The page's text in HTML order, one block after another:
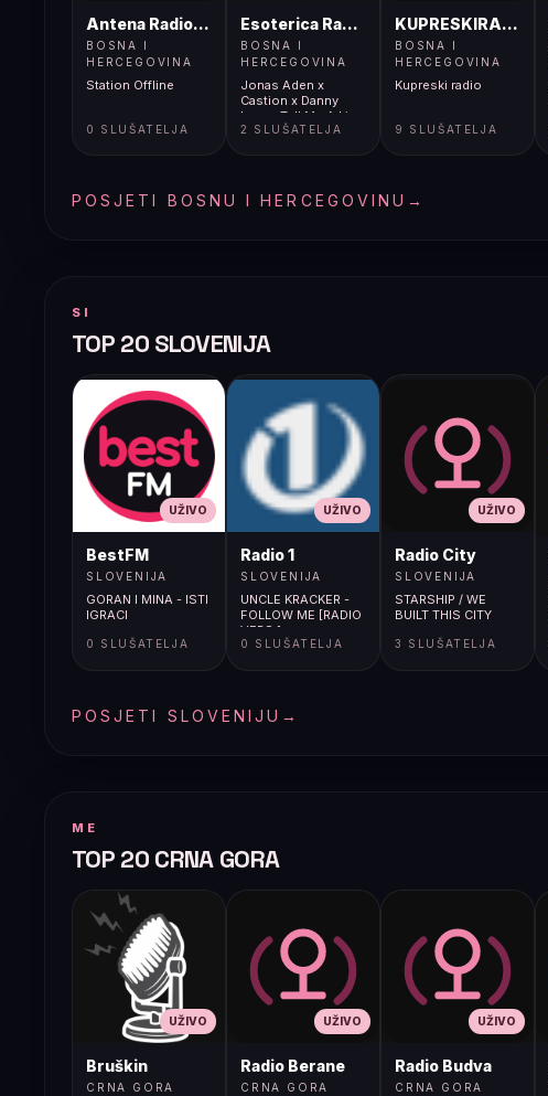
Antena Radio, Jelah Tešanj
BOSNA I
HERCEGOVINA
Station Offline
0 SLUŠATELJA
Esoterica Radio S1
BOSNA I
HERCEGOVINA
Jonas Aden x
Castion x Danny
Leax - Tell Me A Lie
(Remix)
2 SLUŠATELJA
KUPRESKIRADIO
BOSNA I
HERCEGOVINA
Kupreski radio
9 SLUŠATELJA
POSJETI BOSNU I HERCEGOVINU →
SI
TOP 20 SLOVENIJA
UŽIVO
BestFM
SLOVENIJA
GORAN I MINA - ISTI
IGRACI
0 SLUŠATELJA
UŽIVO
Radio 1
SLOVENIJA
UNCLE KRACKER -
FOLLOW ME [RADIO
VERS.]
0 SLUŠATELJA
UŽIVO
Radio City
SLOVENIJA
STARSHIP / WE
BUILT THIS CITY
3 SLUŠATELJA
POSJETI SLOVENIJU →
ME
TOP 20 CRNA GORA
UŽIVO
Bruškin
CRNA GORA
UŽIVO
Radio Berane
CRNA GORA
UŽIVO
Radio Budva
CRNA GORA